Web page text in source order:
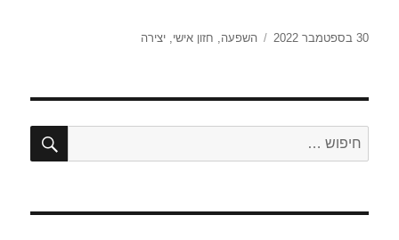
פורסם
30 בספטמבר 2022 תגיות
השפעה, חזון אישי,יצירה
חפש: